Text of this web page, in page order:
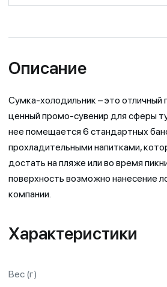
Описание
Сумка-холодильник – это отличный
ценный промо-сувенир для сферы
нее помещается 6 стандартных
прохладительными напитками,
достать на пляже или во время
поверхность возможно нанесение
компании.
Характеристики
Вес (г)